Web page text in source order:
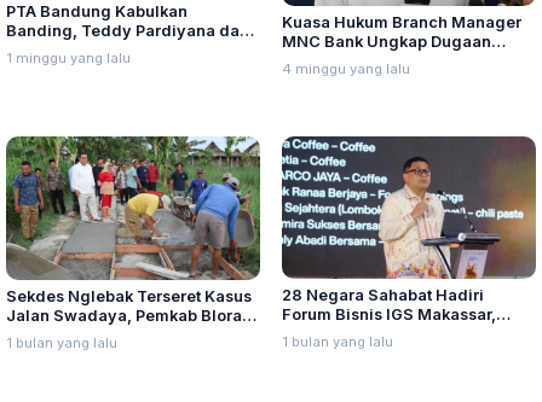
PTA Bandung Kabulkan
Banding, Teddy Pardiyana dan
Bintang Ditetapkan Ahli Waris
Lina Jubaedah
1 minggu yang lalu
Kuasa Hukum Branch Manager
MNC Bank Ungkap Dugaan
Penganiayaan oleh Hary Tanoe
di MNC Towe
4 minggu yang lalu
Sekdes Nglebak Terseret Kasus
Jalan Swadaya, Pemkab Blora
Sebut Pendampingan Hukum
Bukan Kewenangannya
1 bulan yang lalu
28 Negara Sahabat Hadiri
Forum Bisnis IGS Makassar,
Munafri Tawarkan Investasi
Stadion Untia
1 bulan yang lalu